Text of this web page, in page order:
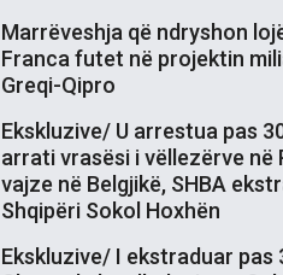
Marrëveshja që ndryshon
Franca futet në projektin
Greqi-Qipro
Ekskluzive/ U arrestua pas
arrati vrasësi i vëllezërve në
vajze në Belgjikë, SHBA
Shqipëri Sokol Hoxhën
Ekskluzive/ I ekstraduar pas